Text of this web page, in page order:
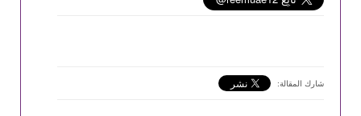
شارك المقالة: